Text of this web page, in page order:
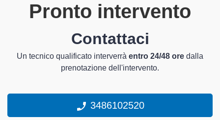
Pronto intervento
Contattaci
Un tecnico qualificato interverrà entro 24/48 ore dalla
prenotazione dell'intervento.
3486102520